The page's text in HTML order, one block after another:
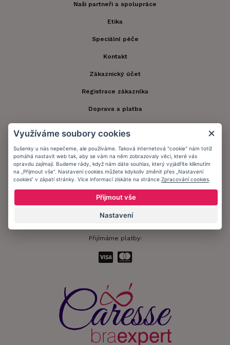
Naši partneři a spolupráce
Etika
Speciální péče
Kontakt
Zákaznický účet
Registrace zákazníka
Doprava a platba
Informační memorandum
Zůstaňte s námi v kontaktu.
Přijímáme platby:
Využíváme soubory cookies
Sušenky u nás nepečeme, ale používáme. Taková internetová "cookie" nám totiž
pomáhá nastavit web tak, aby se vám na něm zobrazovaly věci, které vás
opravdu zajímají. Budeme rády, když nám dáte souhlas, který vyjádříte kliknutím
na „Přijmout vše“. Nastavení cookies můžete kdykoliv změnit přes „Nastavení
cookies“ v zápatí stránky. Více informací získáte na stránce Zpracování cookies
Přijmout vše
Nastavení